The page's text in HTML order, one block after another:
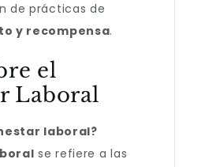
de prácticas de
y recompensa.
el
Laboral
laboral?
se refiere a las